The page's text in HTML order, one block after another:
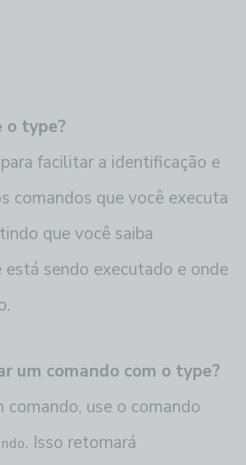
o type?
facilitar a identificação e
comandos que você executa
que você saiba
sendo executado e onde
um comando com o type?
comando, use o comando
. Isso retornará